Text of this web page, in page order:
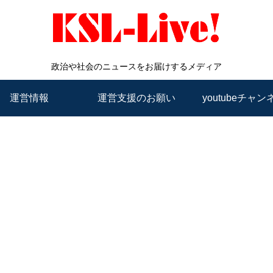
政治や社会のニュースをお届けするメディア
運営情報 運営支援のお願い youtubeチャン